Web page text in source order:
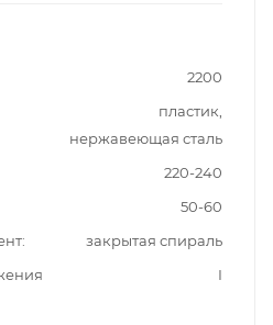
2200
пластик,
нержавеющая сталь
220-240
50-60
закрытая спираль
I